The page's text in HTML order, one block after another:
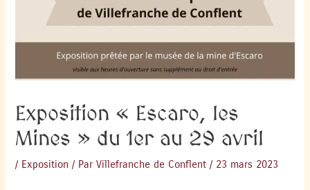
Exposition « Escaro, les
Mines » du 1er au 29 avril
/ Exposition / ParVillefranche de Conflent / 23 mars 2023